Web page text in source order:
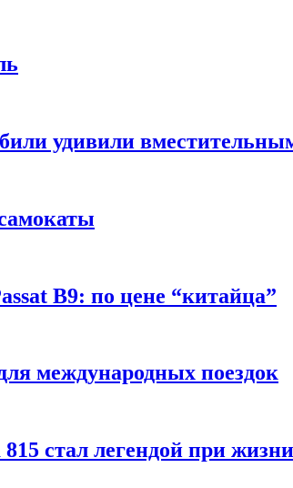
удивили
B9: по цене “китайца”
международных поездок
стал легендой при жизни